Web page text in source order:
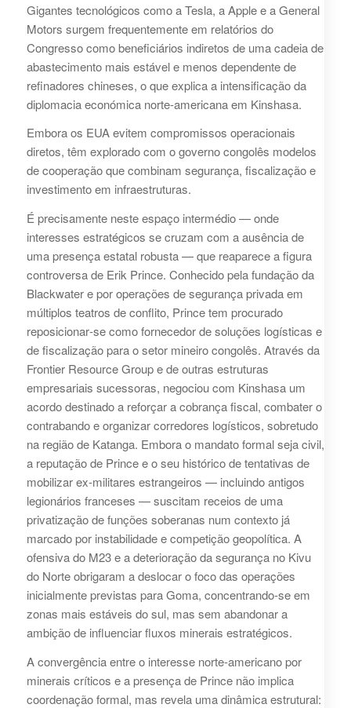
Gigantes tecnológicos como a Tesla, a Apple e a General
Motors surgem frequentemente em relatórios do
Congresso como beneficiários indiretos de uma cadeia de
abastecimento mais estável e menos dependente de
refinadores chineses, o que explica a intensificação da
diplomacia económica norte‑americana em Kinshasa.
Embora os EUA evitem compromissos operacionais
diretos, têm explorado com o governo congolês modelos
de cooperação que combinam segurança, fiscalização e
investimento em infraestruturas.
É precisamente neste espaço intermédio — onde
interesses estratégicos se cruzam com a ausência de
uma presença estatal robusta — que reaparece a figura
controversa de Erik Prince. Conhecido pela fundação da
Blackwater e por operações de segurança privada em
múltiplos teatros de conflito, Prince tem procurado
reposicionar‑se como fornecedor de soluções logísticas e
de fiscalização para o setor mineiro congolês. Através da
Frontier Resource Group e de outras estruturas
empresariais sucessoras, negociou com Kinshasa um
acordo destinado a reforçar a cobrança fiscal, combater o
contrabando e organizar corredores logísticos, sobretudo
na região de Katanga. Embora o mandato formal seja civil,
a reputação de Prince e o seu histórico de tentativas de
mobilizar ex‑militares estrangeiros — incluindo antigos
legionários franceses — suscitam receios de uma
privatização de funções soberanas num contexto já
marcado por instabilidade e competição geopolítica. A
ofensiva do M23 e a deterioração da segurança no Kivu
do Norte obrigaram a deslocar o foco das operações
inicialmente previstas para Goma, concentrando‑se em
zonas mais estáveis do sul, mas sem abandonar a
ambição de influenciar fluxos minerais estratégicos.
A convergência entre o interesse norte‑americano por
minerais críticos e a presença de Prince não implica
coordenação formal, mas revela uma dinâmica estrutural: